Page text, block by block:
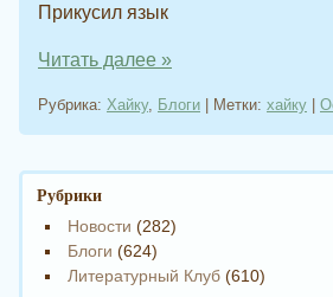
Прикусил язык
Читать далее »
Рубрика: Хайку, Блоги Метки: хайку
Навигация
Рубрики
Новости (282)
Блоги (624)
Литературный Клуб (610)